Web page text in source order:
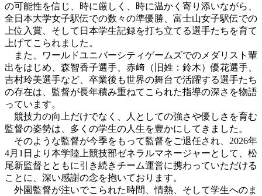
の可能性を信じ、時に厳しく、時に温かく寄り添いながら、
全日本大学女子駅伝での数々の準優勝、富士山女子駅伝での
上位入賞、そして日本学生記録を打ち立てる選手たちを育て
上げてこられました。
また、ワールドユニバーシティゲームズでのメダリスト輩
出をはじめ、森智香子選手、赤﨑（旧姓：鈴木）優花選手、
吉村玲美選手など、卒業後も世界の舞台で活躍する選手たち
の存在は、監督が長年積み重ねてこられた指導の深さを物語
っています。
競技力の向上だけでなく、人としての強さや優しさを育む
監督の姿勢は、多くの学生の人生を豊かにしてきました。
そのような監督が今季をもって監督をご退任され、2026年
4月1日より本学陸上競技部ゼネラルマネージャーとして、松
尾新監督とともに引き続きチーム運営に携わっていただける
ことに、深い感謝の念を抱いております。
外園監督が注いでこられた時間、情熱、そして学生へのま